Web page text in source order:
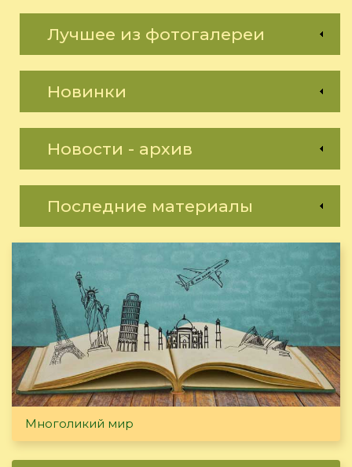
Лучшее из фотогалереи
Новинки
Новости - архив
Последние материалы
Многоликий мир